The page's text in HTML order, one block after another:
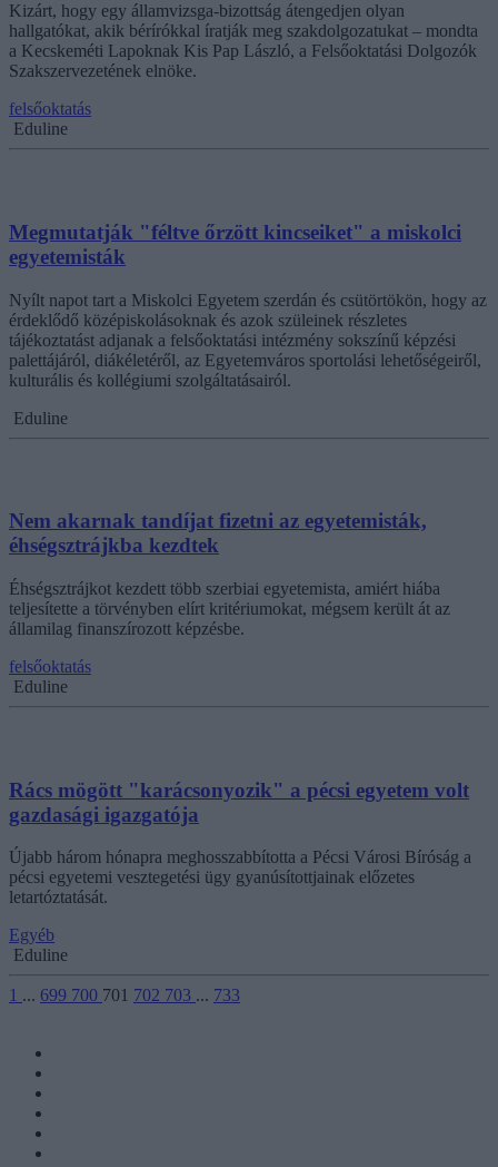
Kizárt, hogy egy államvizsga-bizottság átengedjen olyan
hallgatókat, akik bérírókkal íratják meg szakdolgozatukat – mondta
a Kecskeméti Lapoknak Kis Pap László, a Felsőoktatási Dolgozók
Szakszervezetének elnöke.
felsőoktatás
Eduline
Megmutatják "féltve őrzött kincseiket" a miskolci
egyetemisták
Nyílt napot tart a Miskolci Egyetem szerdán és csütörtökön, hogy az
érdeklődő középiskolásoknak és azok szüleinek részletes
tájékoztatást adjanak a felsőoktatási intézmény sokszínű képzési
palettájáról, diákéletéről, az Egyetemváros sportolási lehetőségeiről,
kulturális és kollégiumi szolgáltatásairól.
Eduline
Nem akarnak tandíjat fizetni az egyetemisták,
éhségsztrájkba kezdtek
Éhségsztrájkot kezdett több szerbiai egyetemista, amiért hiába
teljesítette a törvényben elírt kritériumokat, mégsem került át az
államilag finanszírozott képzésbe.
felsőoktatás
Eduline
Rács mögött "karácsonyozik" a pécsi egyetem volt
gazdasági igazgatója
Újabb három hónapra meghosszabbította a Pécsi Városi Bíróság a
pécsi egyetemi vesztegetési ügy gyanúsítottjainak előzetes
letartóztatását.
Egyéb
Eduline
1 ... 699 700 701 702 703 ... 733